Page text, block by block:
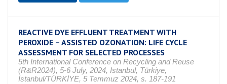
REACTIVE DYE EFFLUENT TREATMENT WITH
PEROXIDE – ASSISTED OZONATION: LIFE CYCLE
ASSESSMENT FOR SELECTED PROCESSES
5th International Conference on Recycling and Reuse
(R&R2024), 5-6 July, 2024, Istanbul, Türkiye,
İstanbul/TÜRKİYE, 5 Temmuz 2024, s. 187-191